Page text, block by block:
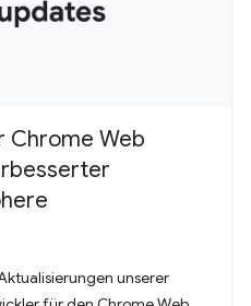
Chrome Web
unserer